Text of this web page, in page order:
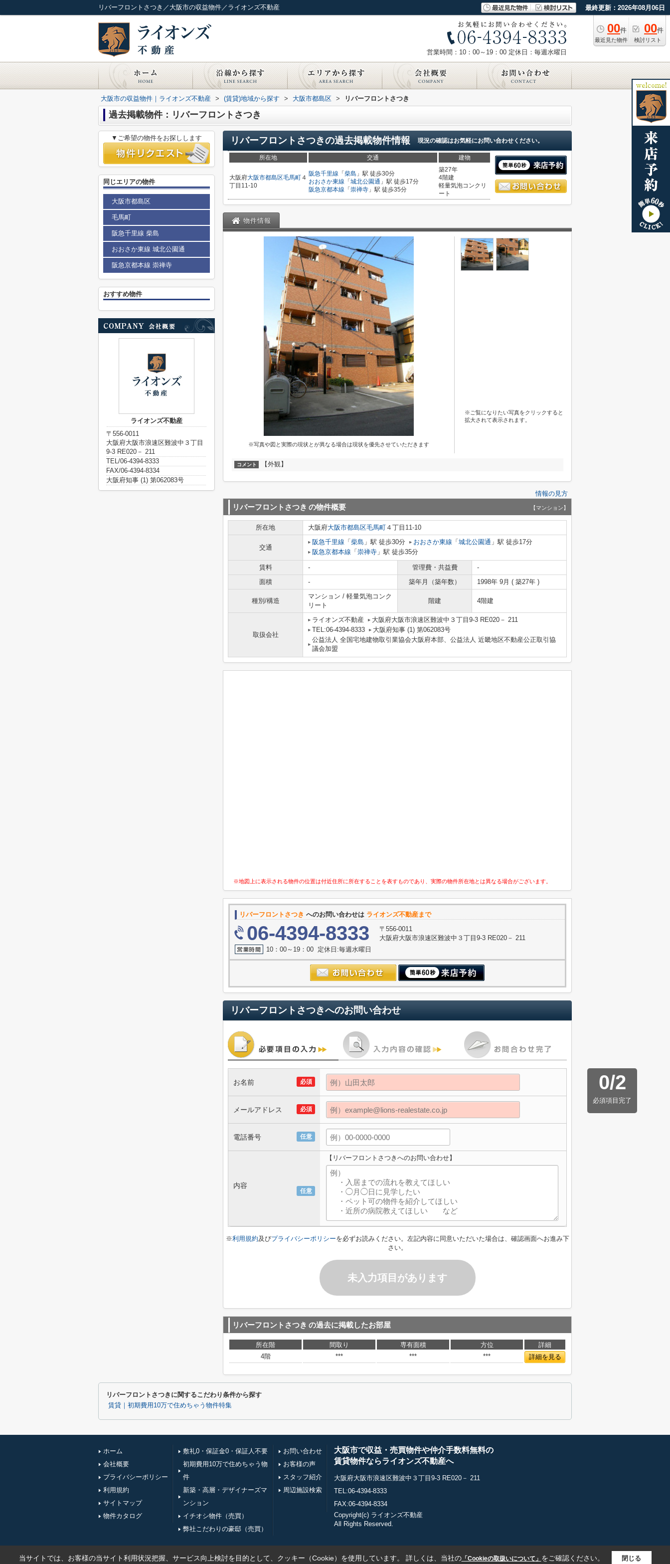
リバーフロントさつき／大阪市の収益物件／ライオンズ不動産 最終更新：2026年08月06日
00件
最近見た物件
00件
検討リスト
営業時間：10：00～19：00 定休日：毎週水曜日
大阪市の収益物件｜ライオンズ不動産 > (賃貸)地域から探す > 大阪市都島区 > リバーフロントさつき
過去掲載物件：リバーフロントさつき
リバーフロントさつきの過去掲載物件情報 現況の確認はお気軽にお問い合わせください。
所在地 交通 建物
大阪府大阪市都島区毛馬町４
丁目11-10
阪急千里線 「 柴島 」駅 徒歩30分
おおさか東線 「 城北公園通 」駅 徒歩17分
阪急京都本線 「 崇禅寺 」駅 徒歩35分
築27年
4階建
軽量気泡コンクリ
ート
物件情報
※写真や図と実際の現状とが異なる場合は現状を優先させていただきます
※ご覧になりたい写真をクリックすると
拡大されて表示されます。
コメント 【外観】
情報の見方
リバーフロントさつき の物件概要 【マンション】
所在地 大阪府大阪市都島区毛馬町 ４丁目11-10
交通
阪急千里線 「 柴島 」駅 徒歩30分 おおさか東線 「 城北公園通 」駅 徒歩17分
阪急京都本線 「 崇禅寺 」駅 徒歩35分
賃料 - 管理費・共益費
-
面積
- 築年月（築年数） 1998年 9月 ( 築27年 )
種別/構造
マンション / 軽量気泡コンク
リート
階建 4階建
取扱会社
ライオンズ不動産
大阪府大阪市浪速区難波中３丁目9-3 RE020－ 211
TEL:06-4394-8333
大阪府知事 (1) 第062083号
公益法人 全国宅地建物取引業協会大阪府本部、公益法人 近畿地区不動産公正取引協
議会加盟
※地図上に表示される物件の位置は付近住所に所在することを表すものであり、実際の物件所在地とは異なる場合がございます。
リバーフロントさつき へのお問い合わせは ライオンズ不動産まで
06-4394-8333
〒556-0011
大阪府大阪市浪速区難波中３丁目9-3 RE020－ 211
10：00～19：00 定休日:毎週水曜日
リバーフロントさつきへのお問い合わせ
0/2
必須項目完了
必須
お名前
必須
メールアドレス
任意
電話番号
任意
内容
【リバーフロントさつきへのお問い合わせ】
※利用規約及びプライバシーポリシーを必ずお読みください。左記内容に同意いただいた場合は、確認画面へお進み下
さい。
未入力項目があります
リバーフロントさつき の過去に掲載したお部屋
所在階 間取り 専有面積 方位
詳細
4階
*** *** *** 詳細を見る
▼ご希望の物件をお探しします
同じエリアの物件
大阪市都島区
毛馬町
阪急千里線 柴島
おおさか東線 城北公園通
阪急京都本線 崇禅寺
おすすめ物件
ライオンズ不動産
〒556-0011
大阪府大阪市浪速区難波中３丁目
9-3 RE020－ 211
TEL/06-4394-8333
FAX/06-4394-8334
大阪府知事 (1) 第062083号
リバーフロントさつきに関するこだわり条件から探す
賃貸｜初期費用10万で住めちゃう物件特集
ホーム
会社概要
プライバシーポリシー
利用規約
サイトマップ
物件カタログ
敷礼0・保証金0・保証人不要
初期費用10万で住めちゃう物
件
新築・高層・デザイナーズマ
ンション
イチオシ物件（売買）
弊社こだわりの豪邸（売買）
お問い合わせ
お客様の声
スタッフ紹介
周辺施設検索
大阪市で収益・売買物件や仲介手数料無料の
賃貸物件ならライオンズ不動産へ
大阪府大阪市浪速区難波中３丁目9-3 RE020－ 211
TEL:06-4394-8333
FAX:06-4394-8334
Copyright(c) ライオンズ不動産
All Rights Reserved.
当サイトでは、お客様の当サイト利用状況把握、サービス向上検討を目的として、クッキー（Cookie）を使用しています。 詳しくは、当社の「Cookieの取扱いについて」 をご確認ください。 閉じる